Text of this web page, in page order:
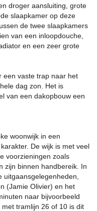
droger aansluiting, grote
slaapkamer op deze
de twee slaapkamers
van een inloopdouche,
en een zeer grote
een vaste trap naar het
dag zon. Het is
van een dakopbouw een
woonwijk in een
De wijk is met veel
voorzieningen zoals
zijn binnen handbereik. In
(Jamie Olivier) en het
naar bijvoorbeeld
tramlijn 26 of 10 is dit